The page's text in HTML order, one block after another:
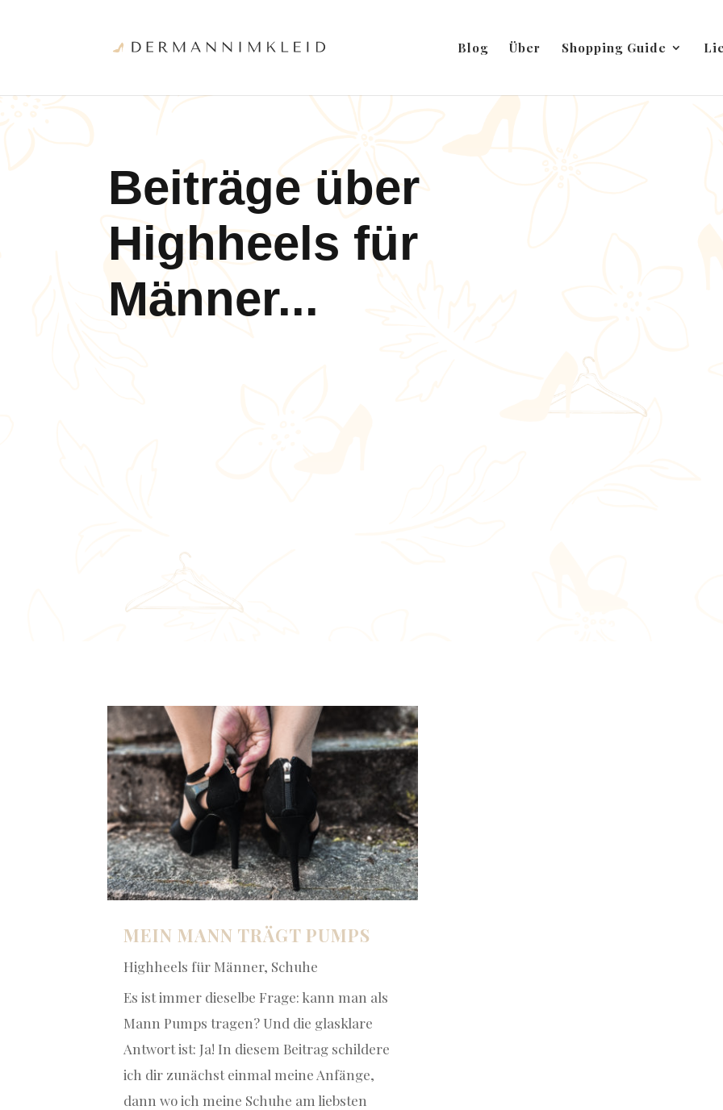
Blog Über Shopping Guide
Beiträge über
Highheels für
Männer...
MEIN MANN TRÄGT PUMPS
Highheels für Männer, Schuhe
Es ist immer dieselbe Frage: kann man als
Mann Pumps tragen? Und die glasklare
Antwort ist: Ja! In diesem Beitrag schildere
ich dir zunächst einmal meine Anfänge,
dann wo ich meine Schuhe am liebsten